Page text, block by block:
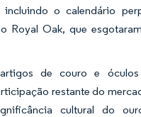
incluindo o calendário
Royal Oak, que
de couro e óculos
restante do
cultural do